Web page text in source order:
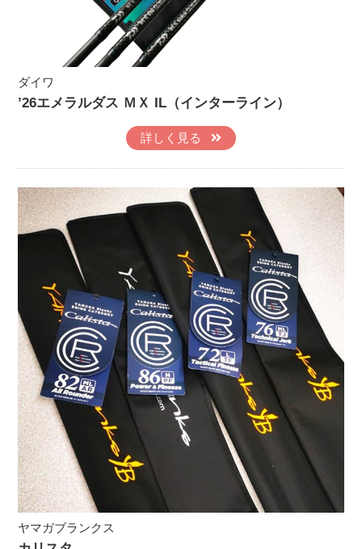
ダイワ
’26エメラルダス ＭＸ IL（インターライン）
詳しく見る
ヤマガブランクス